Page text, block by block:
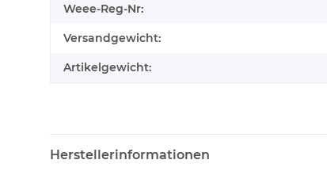
Weee-Reg-Nr:
Versandgewicht:
Artikelgewicht:
Herstellerinformationen